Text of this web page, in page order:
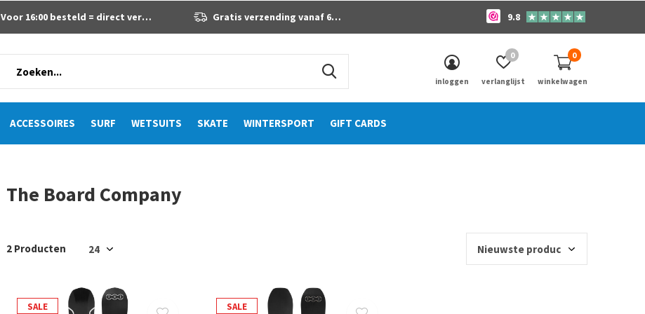
ACCESSOIRES SURF WETSUITS SKATE WINTERSPORT GIFT CARDS
inloggen verlanglijst
0
winkelwagen
0
Voor 16:00 besteld = direct verzonden Gratis verzending vanaf 60 euro 9.8
The Board Company
2 Producten
SALE SALE